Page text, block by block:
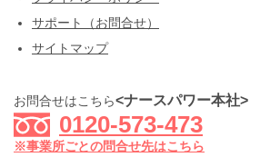
サポート（お問合せ）
サイトマップ
お問合せはこちら<ナースパワー本社>
0120-573-473
※事業所ごとの問合せ先はこちら